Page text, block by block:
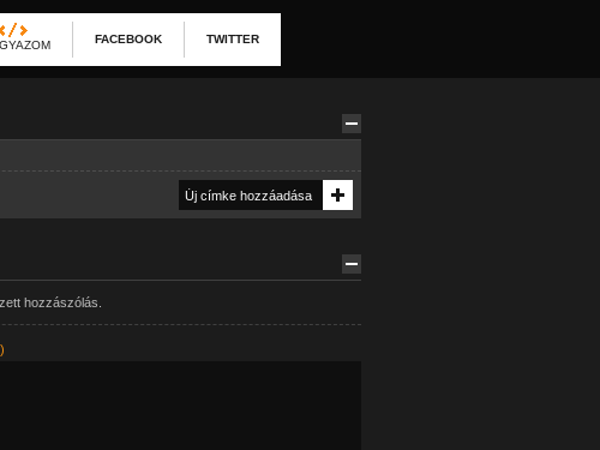
FACEBOOK TWITTER
hozzászólás.